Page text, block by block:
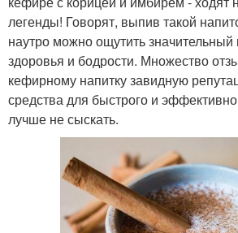
легенды! Говорят, выпив такой
наутро можно ощутить значительный
здоровья и бодрости. Множество
кефирному напитку завидную
средства для быстрого и
лучше не сыскать.